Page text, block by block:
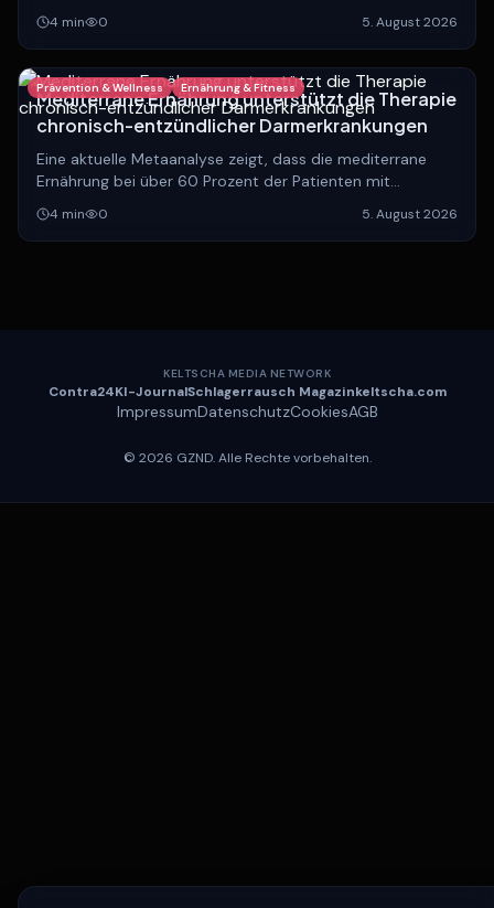
Muskelschwund bei Krebserkrankungen zu stoppen und
die Lebensqualität Betroffener zu verbessern.
4 min 0 5. August 2026
Prävention & Wellness Ernährung & Fitness
Mediterrane Ernährung unterstützt die Therapie
chronisch-entzündlicher Darmerkrankungen
Eine aktuelle Metaanalyse zeigt, dass die mediterrane
Ernährung bei über 60 Prozent der Patienten mit
chronisch-entzündlichen Darmerkrankungen die
Standardtherapie effektiv ergänzt.
4 min 0 5. August 2026
KELTSCHA MEDIA NETWORK
Contra24KI-JournalSchlagerrausch Magazinkeltscha.com
ImpressumDatenschutzCookiesAGB
© 2026 GZND. Alle Rechte vorbehalten.